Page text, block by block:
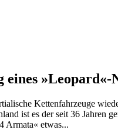
»Leopard«-
Kettenfahrzeuge
ist es der seit 36
Armata« etwas...